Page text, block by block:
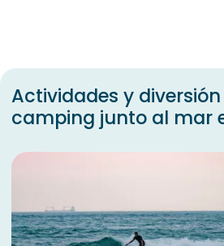
Actividades y
camping junto al mar